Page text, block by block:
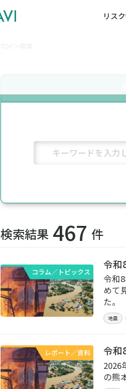
リス
サイバーリスク／情報セキュ
サステナビリティ経営支援
検索結果 467 件
コラム／トピックス
令和
令和
めて
た。
地震
レポート／資料 令和
2026
の熊